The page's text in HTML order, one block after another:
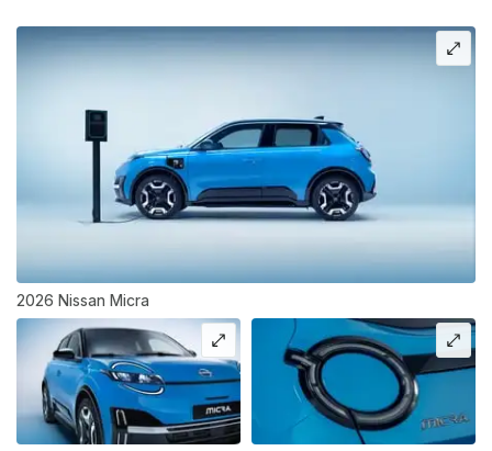
2026 Nissan Micra